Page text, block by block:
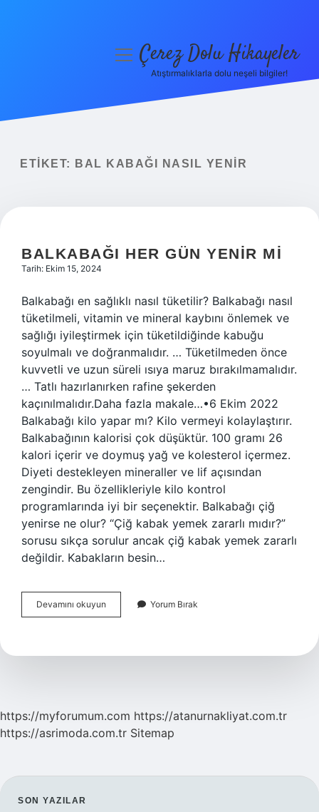
Yasal Uyarı
menüyüÇerez Dolu Hikayeler
Atıştırmalıklarla dolu neşeli bilgiler!
ETIKET: BAL KABAĞI NASIL YENIR
BALKABAĞI HER GÜN YENIR MI
Tarih: Ekim 15, 2024
Balkabağı en sağlıklı nasıl tüketilir? Balkabağı nasıl
tüketilmeli, vitamin ve mineral kaybını önlemek ve
sağlığı iyileştirmek için tüketildiğinde kabuğu
soyulmalı ve doğranmalıdır. … Tüketilmeden önce
kuvvetli ve uzun süreli ısıya maruz bırakılmamalıdır.
… Tatlı hazırlanırken rafine şekerden
kaçınılmalıdır.Daha fazla makale…•6 Ekim 2022
Balkabağı kilo yapar mı? Kilo vermeyi kolaylaştırır.
Balkabağının kalorisi çok düşüktür. 100 gramı 26
kalori içerir ve doymuş yağ ve kolesterol içermez.
Diyeti destekleyen mineraller ve lif açısından
zengindir. Bu özellikleriyle kilo kontrol
programlarında iyi bir seçenektir. Balkabağı çiğ
yenirse ne olur? “Çiğ kabak yemek zararlı mıdır?”
sorusu sıkça sorulur ancak çiğ kabak yemek zararlı
değildir. Kabakların besin…
Devamını okuyun Balkabağı
Her
Mi
Yorum Bırak
https://myforumum.com https://atanurnakliyat.com.tr
https://asrimoda.com.tr Sitemap
SON YAZILAR